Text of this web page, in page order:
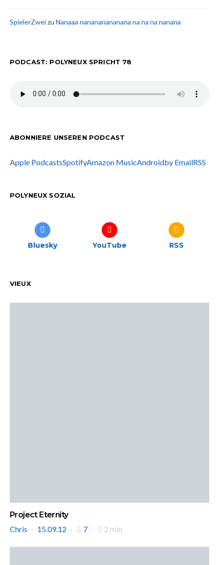
SpielerZweizu Nanaaa nanananananana na na na nanana
PODCAST: POLYNEUX SPRICHT 78
ABONNIERE UNSEREN PODCAST
Apple PodcastsSpotifyAmazon MusicAndroidby EmailRSS
POLYNEUX SOZIAL
Bluesky YouTube RSS
VIEUX
Project Eternity
Chris
15.09.12 7 2 min